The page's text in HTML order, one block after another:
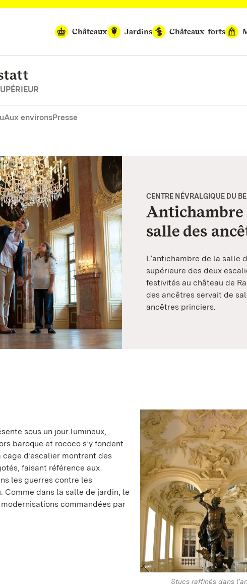
Châteaux
Jardins Châteaux-forts
Aux environsPresse
CENTRE NÉVRALGIQUE DU
Antichambre
salle des
L’antichambre de la salle
supérieure des deux
festivités au château de
des ancêtres servait de
ancêtres princiers.
Stucs raffinés dans
sous un jour lumineux,
baroque et rococo s’y fondent
d’escalier montrent des
faisant référence aux
les guerres contre les
Comme dans la salle de jardin, le
commandées par